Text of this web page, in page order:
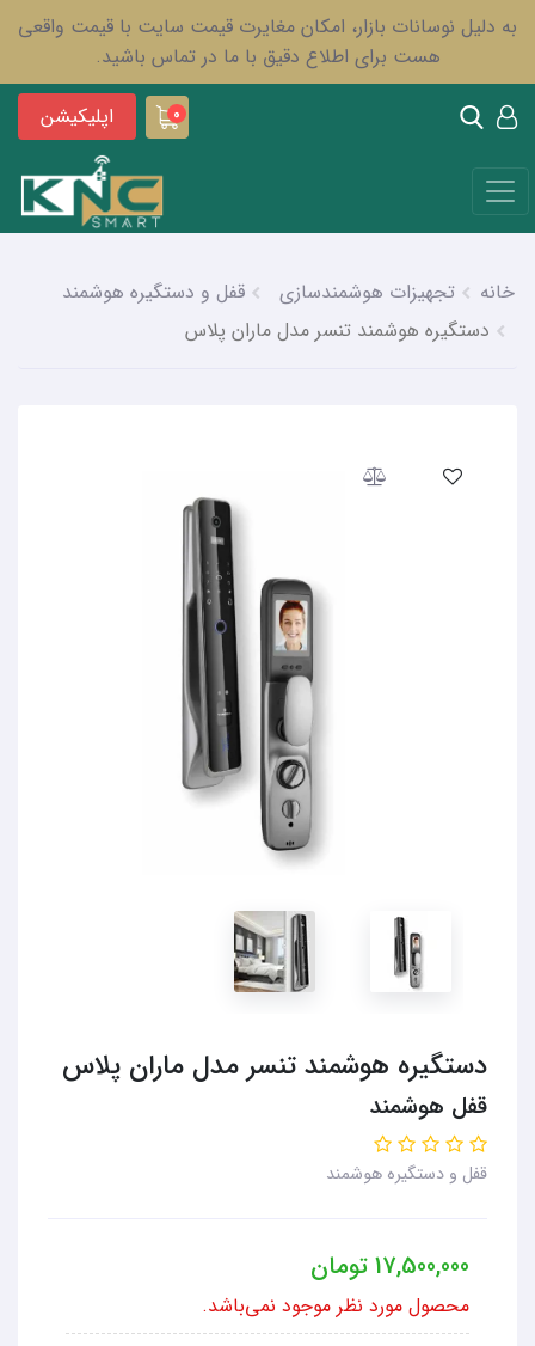
به دلیل نوسانات بازار، امکان مغایرت قیمت سایت با قیمت واقعی
هست برای اطلاع دقیق با ما در تماس باشید.
0 اپلیکیشن
خانه تجهیزات هوشمندسازی
قفل و دستگیره هوشمند
دستگیره هوشمند تنسر مدل ماران پلاس
دستگیره هوشمند تنسر مدل ماران پلاس
قفل هوشمند
قفل و دستگیره هوشمند
17,500,000تومان
محصول مورد نظر موجود نمی‌باشد.